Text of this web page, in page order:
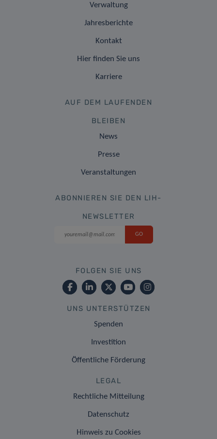
Verwaltung
Jahresberichte
Kontakt
Hier finden Sie uns
Karriere
AUF DEM LAUFENDEN
BLEIBEN
News
Presse
Veranstaltungen
ABONNIEREN SIE DEN LIH-
NEWSLETTER
FOLGEN SIE UNS
UNS UNTERSTÜTZEN
Spenden
Investition
Öffentliche Förderung
LEGAL
Rechtliche Mitteilung
Datenschutz
Hinweis zu Cookies